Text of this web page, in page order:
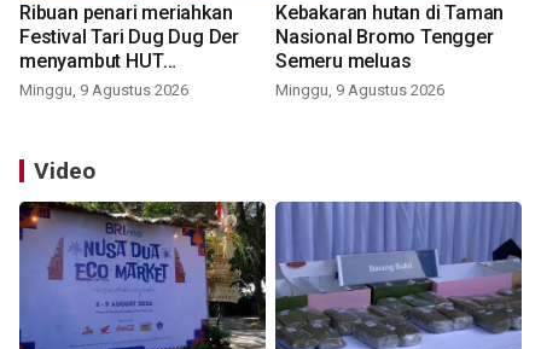
Ribuan penari meriahkan
Festival Tari Dug Dug Der
menyambut HUT
Kemerdekaan
Minggu, 9 Agustus 2026
Kebakaran hutan di Taman
Nasional Bromo Tengger
Semeru meluas
Minggu, 9 Agustus 2026
Video